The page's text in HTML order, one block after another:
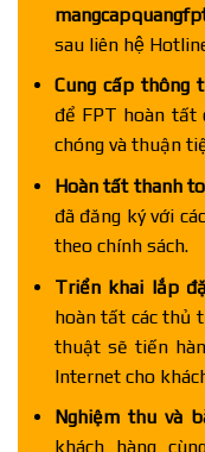
sau liên hệ
Cung cấp thông
để FPT hoàn tất
chóng và thuận
Hoàn tất thanh
đã đăng ký với
theo chính sách.
Triển khai lắp
hoàn tất các thủ
thuật sẽ tiến
Internet cho
Nghiệm thu và
khách hàng